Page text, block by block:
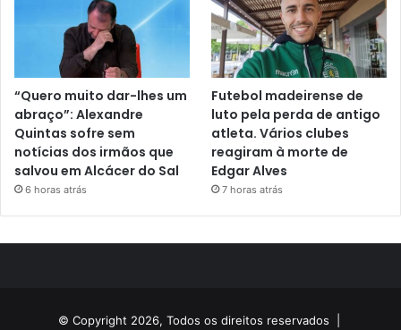
“Quero muito dar-lhes um
abraço”: Alexandre
Quintas sofre sem
notícias dos irmãos que
salvou em Alcácer do Sal
6 horas atrás
Futebol madeirense de
luto pela perda de antigo
atleta. Vários clubes
reagiram à morte de
Edgar Alves
7 horas atrás
© Copyright 2026, Todos os direitos reservados |